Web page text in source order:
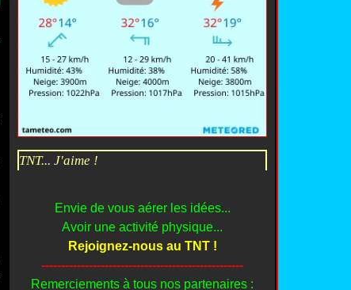
TNT... J'aime !
Envie de vous aérer les idées...
Avoir une activité physique...
Rejoignez-nous au TNT !
---------------------------------------------------
Remerciements à tous nos partenaires :